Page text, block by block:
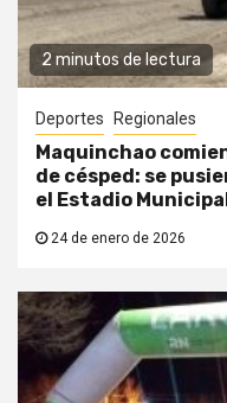
2 minutos de lectura
Deportes Regionales
Maquinchao
de césped: se
el Estadio
24 de enero de 2026